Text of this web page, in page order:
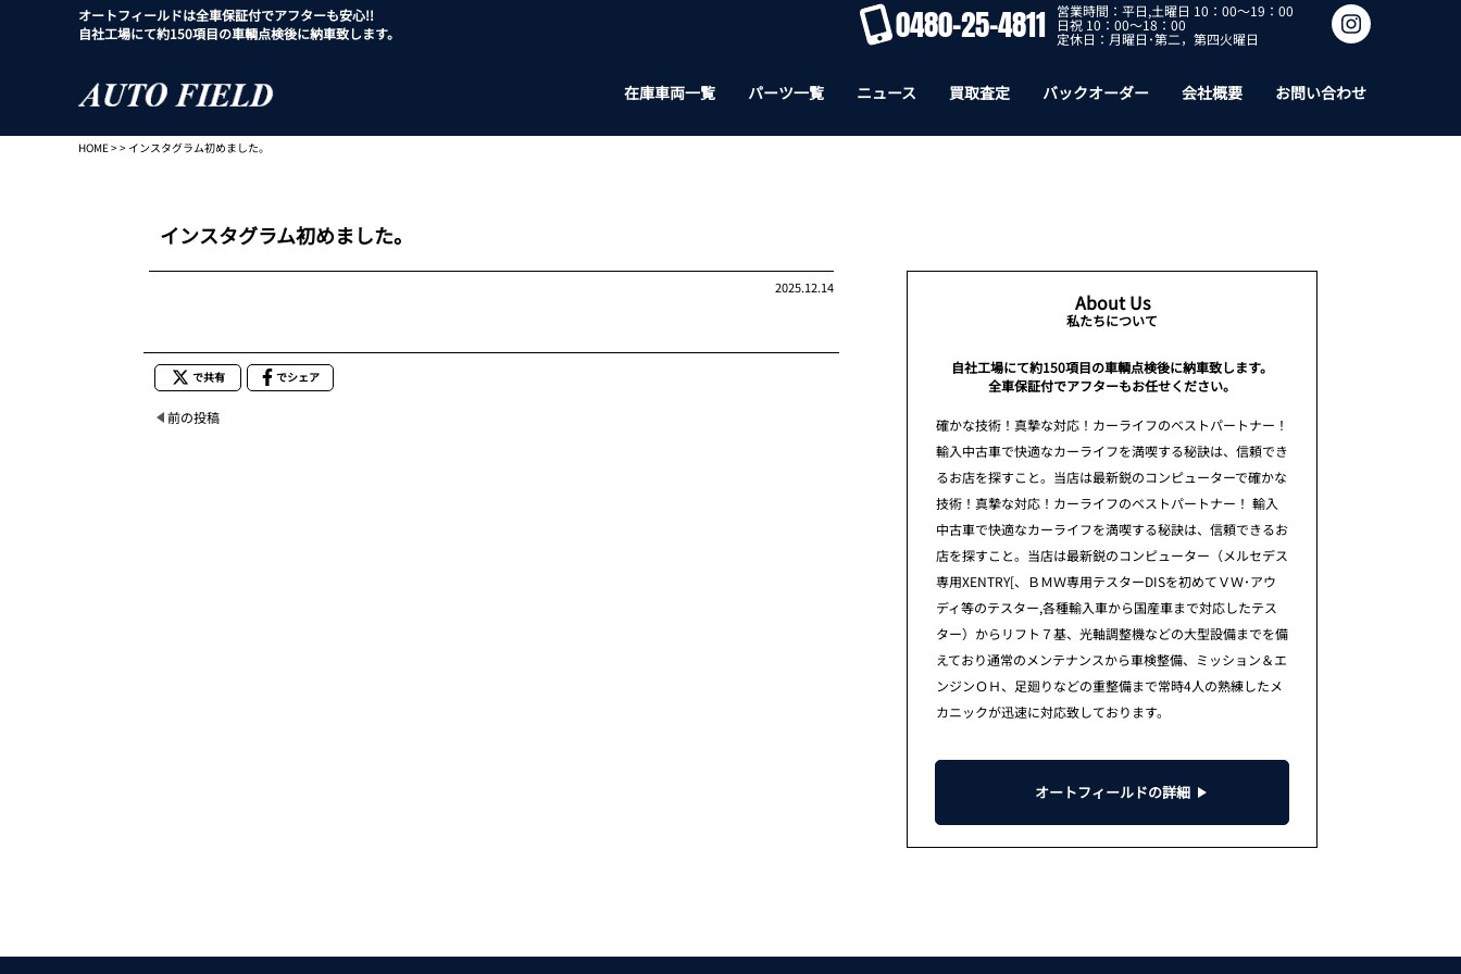
オートフィールドは全車保証付でアフターも安心!!
自社工場にて約150項目の車輌点検後に納車致します。
0480-25-4811 営業時間：平日,土曜日 10：00～19：00
日祝 10：00～18：00
定休日：月曜日･第二，第四火曜日
在庫車両一覧 パーツ一覧 ニュース 買取査定 バックオーダー 会社概要 お問い合わせ
HOME> > インスタグラム初めました。
インスタグラム初めました。
2025.12.14
で共有 でシェア
前の投稿
About Us
私たちについて
自社工場にて約150項目の車輌点検後に納車致します。
全車保証付でアフターもお任せください。
確かな技術！真摯な対応！カーライフのベストパートナー！
輸入中古車で快適なカーライフを満喫する秘訣は、信頼でき
るお店を探すこと。当店は最新鋭のコンピューターで確かな
技術！真摯な対応！カーライフのベストパートナー！ 輸入
中古車で快適なカーライフを満喫する秘訣は、信頼できるお
店を探すこと。当店は最新鋭のコンピューター（メルセデス
専用XENTRY[、ＢＭＷ専用テスターDISを初めてＶＷ･アウ
ディ等のテスター,各種輸入車から国産車まで対応したテス
ター）からリフト７基、光軸調整機などの大型設備までを備
えており通常のメンテナンスから車検整備、ミッション＆エ
ンジンＯＨ、足廻りなどの重整備まで常時4人の熟練したメ
カニックが迅速に対応致しております。
オートフィールドの詳細